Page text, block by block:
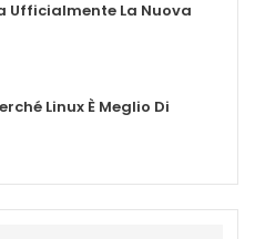
Ufficialmente La Nuova
Linux È Meglio Di